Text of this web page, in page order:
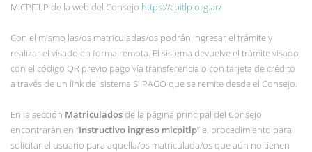
MICPITLP de la web del Consejo https://cpitlp.org.ar/
Con el mismo las/os matriculadas/os podrán ingresar el trámite y
realizar el visado en forma remota. El sistema devuelve el trámite visado
con el código QR previo pago vía transferencia o con tarjeta de crédito
a través de un link del sistema SI PAGO que se remite desde el Consejo.
En la sección Matriculadosde la página principal del Consejo
encontrarán en “Instructivo ingreso micpitlp” el procedimiento para
solicitar el usuario para aquella/os matriculada/os que aún no tienen